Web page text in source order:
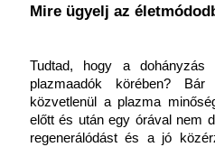
Mire ügyelj az
Tudtad, hogy a
plazmaadók körében?
közvetlenül a plazma
előtt és után egy órával nem
regenerálódást és a jó